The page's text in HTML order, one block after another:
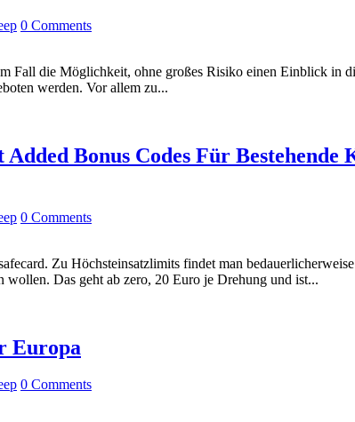
0 Comments
Fall die Möglichkeit, ohne großes Risiko einen Einblick in
werden. Vor allem zu...
Added Bonus Codes Für
0 Comments
Zu Höchsteinsatzlimits findet man
Das geht ab zero, 20 Euro je Drehung und ist...
Europa
0 Comments